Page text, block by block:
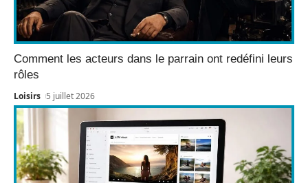
Comment les acteurs dans le parrain ont redéfini leurs
rôles
Loisirs 5 juillet 2026